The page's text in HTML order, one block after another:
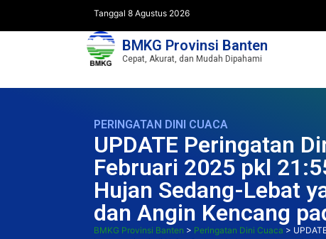
Tanggal 8 Agustus 2026
BMKG Provinsi Banten
Cepat, Akurat, dan Mudah Dipahami
PERINGATAN DINI CUACA
UPDATE Peringatan
Februari 2025 pkl
Hujan Sedang-Lebat
dan Angin Kencang
BMKG Provinsi Banten > Peringatan Dini Cuaca >